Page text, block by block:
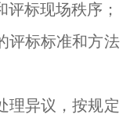
评标现场秩序；
评标标准和方法
理异议，按规定